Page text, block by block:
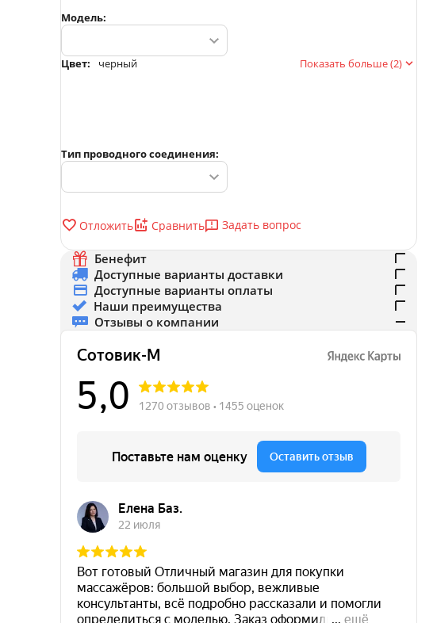
Модель:
Цвет: черный Показать больше (2)
Тип проводного соединения:
Отложить Сравнить Задать вопрос
Бенефит
Доступные варианты доставки
Доступные варианты оплаты
Наши преимущества
Отзывы о компании